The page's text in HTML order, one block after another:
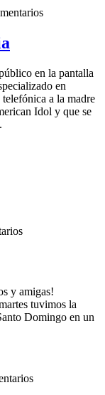
en la pantalla
en
a la madre
Idol y que se
y amigas!
tuvimos la
Domingo en un